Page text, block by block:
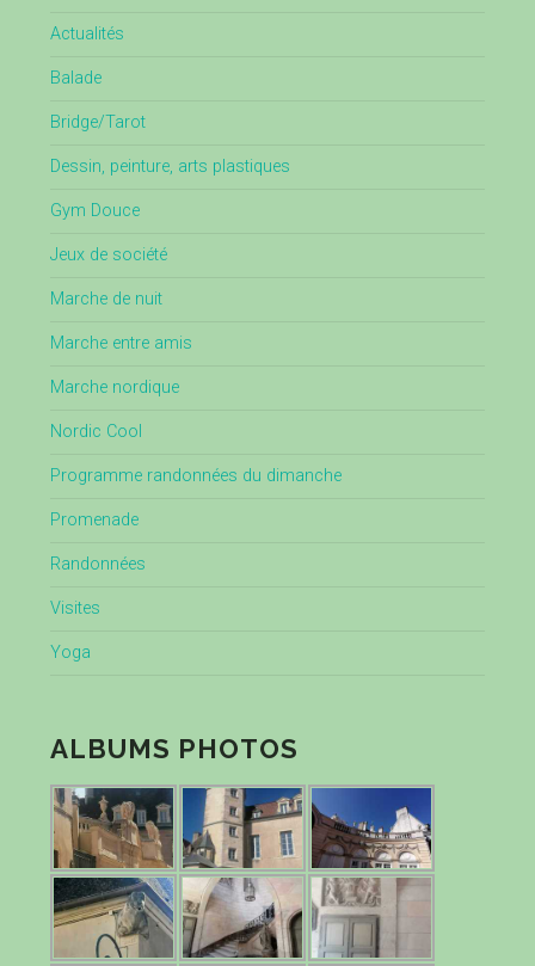
Actualités
Balade
Bridge/Tarot
Dessin, peinture, arts plastiques
Gym Douce
Jeux de société
Marche de nuit
Marche entre amis
Marche nordique
Nordic Cool
Programme randonnées du dimanche
Promenade
Randonnées
Visites
Yoga
ALBUMS PHOTOS